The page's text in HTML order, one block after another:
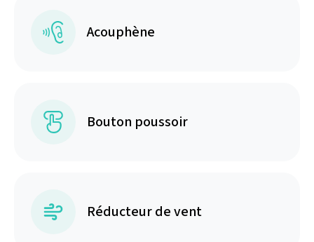
Acouphène
Bouton poussoir
Réducteur de vent